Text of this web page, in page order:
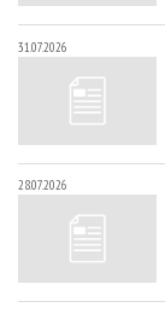
31.07.2026
28.07.2026